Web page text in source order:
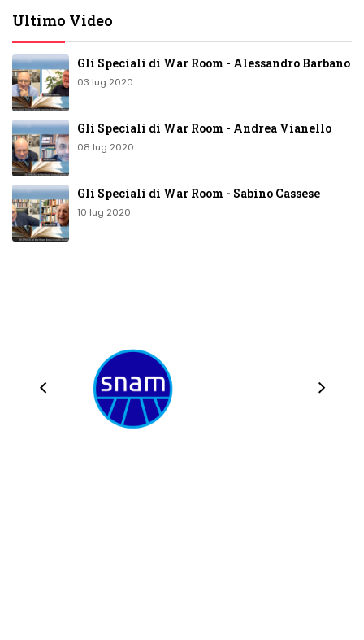
Ultimo Video
Gli Speciali di War Room - Alessandro Barbano
03 lug 2020
Gli Speciali di War Room - Andrea Vianello
08 lug 2020
Gli Speciali di War Room - Sabino Cassese
10 lug 2020